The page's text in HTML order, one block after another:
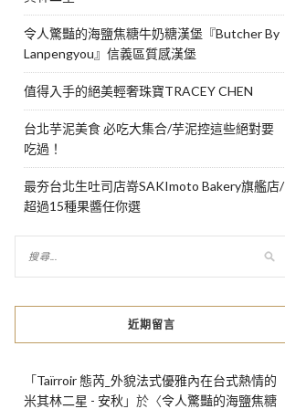
令人驚豔的海鹽焦糖牛奶糖漢堡『Butcher By
Lanpengyou』信義區質感漢堡
值得入手的絕美輕奢珠寶TRACEY CHEN
台北芋泥美食 必吃大集合/芋泥控這些絕對要
吃過！
最夯台北生吐司店嵜SAKImoto Bakery旗艦店/
超過15種果醬任你選
近期留言
「Taïrroir 態芮_外貌法式優雅內在台式熱情的
米其林二星 - 安秋 」於〈令人驚豔的海鹽焦糖